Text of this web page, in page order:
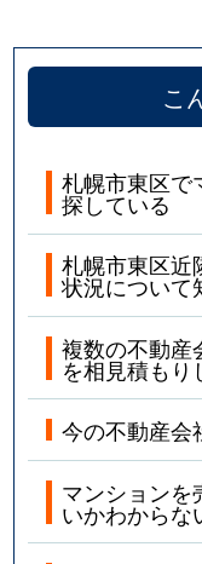
こ
札幌市東区で
探している
札幌市東区近
状況について
複数の不動産
を相見積もり
今の不動産会
マンションを
いかわからな